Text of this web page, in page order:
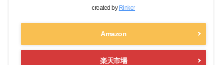
created by Rinker
Amazon
楽天市場